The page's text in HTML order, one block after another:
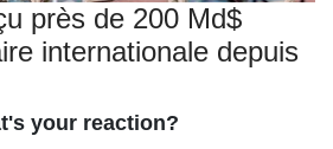
près de 200 Md$
internationale depuis